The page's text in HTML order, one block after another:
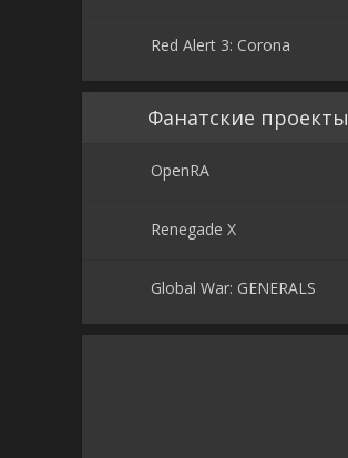
Red Alert 3: Corona
Фанатские проекты
OpenRA
Renegade X
Global War: GENERALS